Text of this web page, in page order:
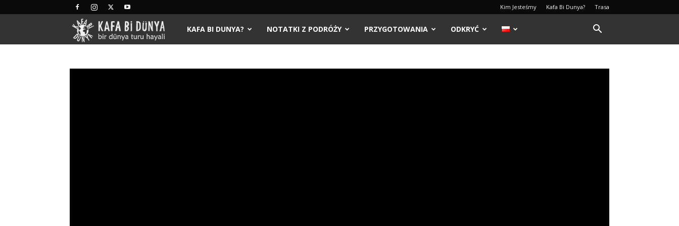
Kim Jesteśmy Kafa Bi Dunya? Trasa
Kafa
KAFA BI DUNYA? NOTATKI Z PODRÓŻY PRZYGOTOWANIA ODKRYĆ